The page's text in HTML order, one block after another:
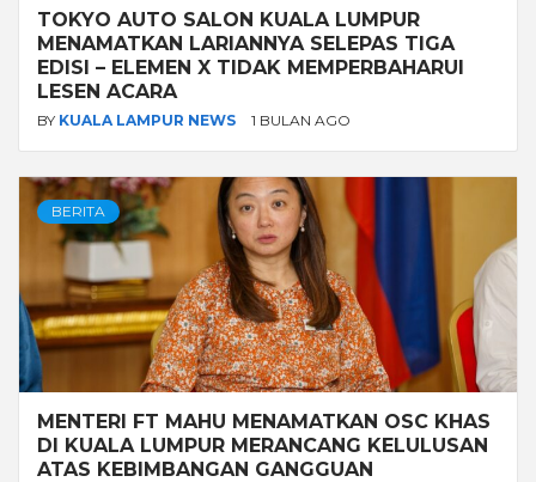
TOKYO AUTO SALON KUALA LUMPUR
MENAMATKAN LARIANNYA SELEPAS TIGA
EDISI – ELEMEN X TIDAK MEMPERBAHARUI
LESEN ACARA
BY KUALA LAMPUR NEWS 1 BULAN AGO
BERITA
MENTERI FT MAHU MENAMATKAN OSC KHAS
DI KUALA LUMPUR MERANCANG KELULUSAN
ATAS KEBIMBANGAN GANGGUAN